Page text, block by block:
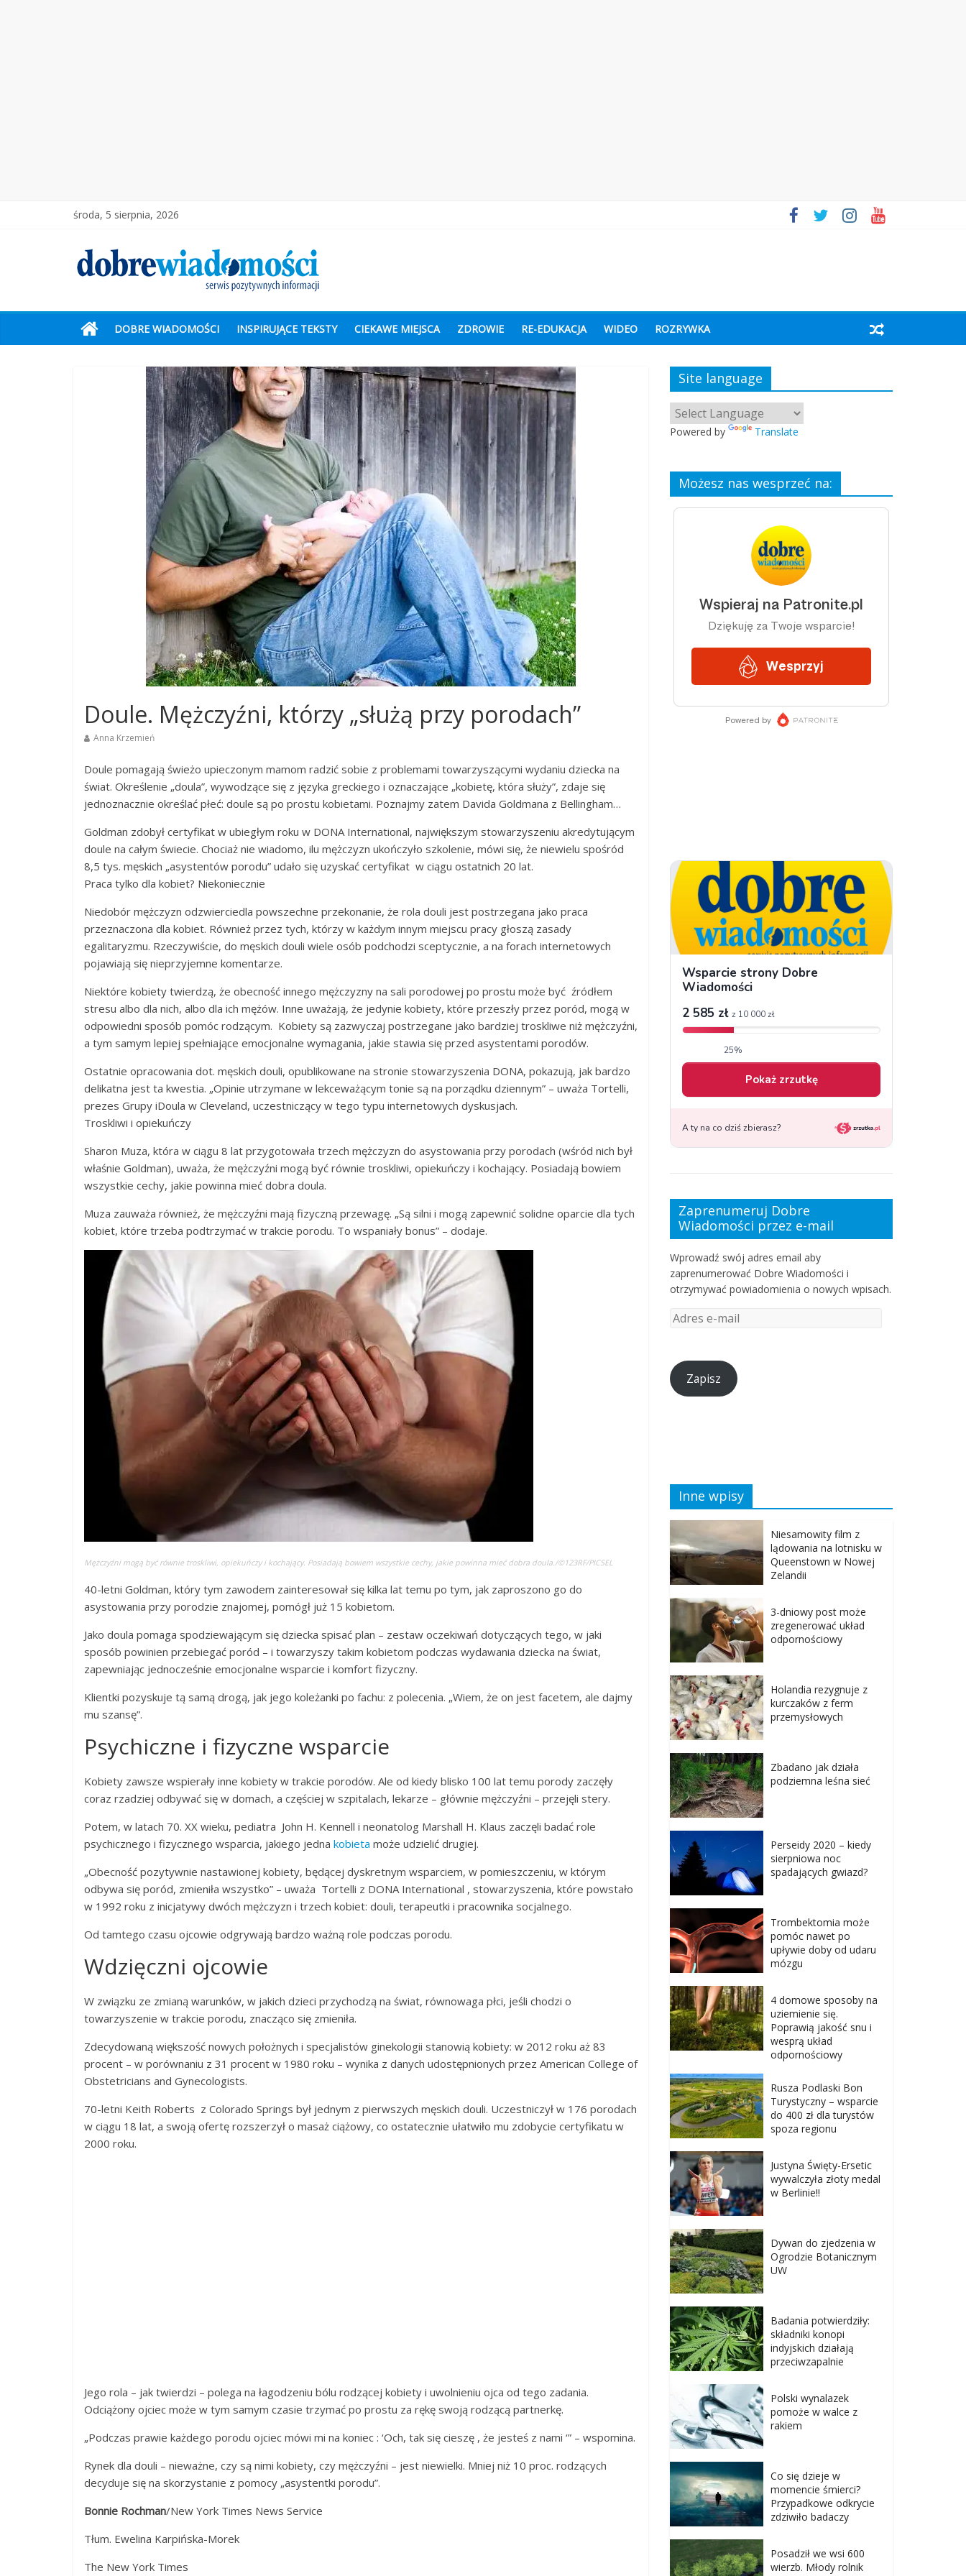
środa, 5 sierpnia, 2026
DOBRE WIADOMOŚCI INSPIRUJĄCE TEKSTY CIEKAWE MIEJSCA ZDROWIE RE-EDUKACJA WIDEO ROZRYWKA
Doule. Mężczyźni, którzy „służą przy porodach”
Anna Krzemień
​Doule pomagają świeżo upieczonym mamom radzić sobie z problemami towarzyszącymi wydaniu dziecka na
świat. Określenie „doula”, wywodzące się z języka greckiego i oznaczające „kobietę, która służy”, zdaje się
jednoznacznie określać płeć: doule są po prostu kobietami. Poznajmy zatem Davida Goldmana z Bellingham…
Goldman zdobył certyfikat w ubiegłym roku w DONA International, największym stowarzyszeniu akredytującym
doule na całym świecie. Chociaż nie wiadomo, ilu mężczyzn ukończyło szkolenie, mówi się, że niewielu spośród
8,5 tys. męskich „asystentów porodu” udało się uzyskać certyfikat w ciągu ostatnich 20 lat.
Praca tylko dla kobiet? Niekoniecznie
Niedobór mężczyzn odzwierciedla powszechne przekonanie, że rola douli jest postrzegana jako praca
przeznaczona dla kobiet. Również przez tych, którzy w każdym innym miejscu pracy głoszą zasady
egalitaryzmu. Rzeczywiście, do męskich douli wiele osób podchodzi sceptycznie, a na forach internetowych
pojawiają się nieprzyjemne komentarze.
Niektóre kobiety twierdzą, że obecność innego mężczyzny na sali porodowej po prostu może być źródłem
stresu albo dla nich, albo dla ich mężów. Inne uważają, że jedynie kobiety, które przeszły przez poród, mogą w
odpowiedni sposób pomóc rodzącym. Kobiety są zazwyczaj postrzegane jako bardziej troskliwe niż mężczyźni,
a tym samym lepiej spełniające emocjonalne wymagania, jakie stawia się przed asystentami porodów.
Ostatnie opracowania dot. męskich douli, opublikowane na stronie stowarzyszenia DONA, pokazują, jak bardzo
delikatna jest ta kwestia. „Opinie utrzymane w lekceważącym tonie są na porządku dziennym” – uważa Tortelli,
prezes Grupy iDoula w Cleveland, uczestniczący w tego typu internetowych dyskusjach.
Troskliwi i opiekuńczy
Sharon Muza, która w ciągu 8 lat przygotowała trzech mężczyzn do asystowania przy porodach (wśród nich był
właśnie Goldman), uważa, że mężczyźni mogą być równie troskliwi, opiekuńczy i kochający. Posiadają bowiem
wszystkie cechy, jakie powinna mieć dobra doula.
Muza zauważa również, że mężczyźni mają fizyczną przewagę. „Są silni i mogą zapewnić solidne oparcie dla tych
kobiet, które trzeba podtrzymać w trakcie porodu. To wspaniały bonus” – dodaje.
Mężczyźni mogą być równie troskliwi, opiekuńczy i kochający. Posiadają bowiem wszystkie cechy, jakie powinna mieć dobra doula./©123RF/PICSEL
40-letni Goldman, który tym zawodem zainteresował się kilka lat temu po tym, jak zaproszono go do
asystowania przy porodzie znajomej, pomógł już 15 kobietom.
Jako doula pomaga spodziewającym się dziecka spisać plan – zestaw oczekiwań dotyczących tego, w jaki
sposób powinien przebiegać poród – i towarzyszy takim kobietom podczas wydawania dziecka na świat,
zapewniając jednocześnie emocjonalne wsparcie i komfort fizyczny.
Klientki pozyskuje tą samą drogą, jak jego koleżanki po fachu: z polecenia. „Wiem, że on jest facetem, ale dajmy
mu szansę”.
Psychiczne i fizyczne wsparcie
Kobiety zawsze wspierały inne kobiety w trakcie porodów. Ale od kiedy blisko 100 lat temu porody zaczęły
coraz rzadziej odbywać się w domach, a częściej w szpitalach, lekarze – głównie mężczyźni – przejęli stery.
Potem, w latach 70. XX wieku, pediatra John H. Kennell i neonatolog Marshall H. Klaus zaczęli badać role
psychicznego i fizycznego wsparcia, jakiego jedna kobieta może udzielić drugiej.
„Obecność pozytywnie nastawionej kobiety, będącej dyskretnym wsparciem, w pomieszczeniu, w którym
odbywa się poród, zmieniła wszystko” – uważa Tortelli z DONA International , stowarzyszenia, które powstało
w 1992 roku z inicjatywy dwóch mężczyzn i trzech kobiet: douli, terapeutki i pracownika socjalnego.
Od tamtego czasu ojcowie odgrywają bardzo ważną role podczas porodu.
Wdzięczni ojcowie
W związku ze zmianą warunków, w jakich dzieci przychodzą na świat, równowaga płci, jeśli chodzi o
towarzyszenie w trakcie porodu, znacząco się zmieniła.
Zdecydowaną większość nowych położnych i specjalistów ginekologii stanowią kobiety: w 2012 roku aż 83
procent – w porównaniu z 31 procent w 1980 roku – wynika z danych udostępnionych przez American College of
Obstetricians and Gynecologists.
70-letni Keith Roberts z Colorado Springs był jednym z pierwszych męskich douli. Uczestniczył w 176 porodach
w ciągu 18 lat, a swoją ofertę rozszerzył o masaż ciążowy, co ostatecznie ułatwiło mu zdobycie certyfikatu w
2000 roku.
Jego rola – jak twierdzi – polega na łagodzeniu bólu rodzącej kobiety i uwolnieniu ojca od tego zadania.
Odciążony ojciec może w tym samym czasie trzymać po prostu za rękę swoją rodzącą partnerkę.
„Podczas prawie każdego porodu ojciec mówi mi na koniec : ‘Och, tak się cieszę , że jesteś z nami ‘” – wspomina.
Rynek dla douli – nieważne, czy są nimi kobiety, czy mężczyźni – jest niewielki. Mniej niż 10 proc. rodzących
decyduje się na skorzystanie z pomocy „asystentki porodu”.
Bonnie Rochman/New York Times News Service
Tłum. Ewelina Karpińska-Morek
The New York Times
Site language
Powered by Translate
Możesz nas wesprzeć na:
Zaprenumeruj Dobre
Wiadomości przez e-mail
Wprowadź swój adres email aby
zaprenumerować Dobre Wiadomości i
otrzymywać powiadomienia o nowych wpisach.
Zapisz
Inne wpisy
Niesamowity film z
lądowania na lotnisku w
Queenstown w Nowej
Zelandii
3-dniowy post może
zregenerować układ
odpornościowy
Holandia rezygnuje z
kurczaków z ferm
przemysłowych
Zbadano jak działa
podziemna leśna sieć
Perseidy 2020 – kiedy
sierpniowa noc
spadających gwiazd?
Trombektomia może
pomóc nawet po
upływie doby od udaru
mózgu
4 domowe sposoby na
uziemienie się.
Poprawią jakość snu i
wesprą układ
odpornościowy
Rusza Podlaski Bon
Turystyczny – wsparcie
do 400 zł dla turystów
spoza regionu
Justyna Święty-Ersetic
wywalczyła złoty medal
w Berlinie!!
Dywan do zjedzenia w
Ogrodzie Botanicznym
UW
Badania potwierdziły:
składniki konopi
indyjskich działają
przeciwzapalnie
Polski wynalazek
pomoże w walce z
rakiem
Co się dzieje w
momencie śmierci?
Przypadkowe odkrycie
zdziwiło badaczy
Posadził we wsi 600
wierzb. Młody rolnik